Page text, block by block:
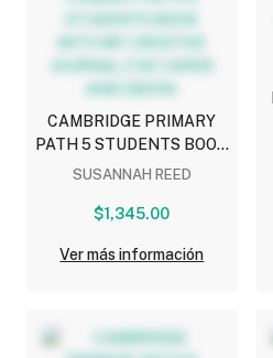
CAMBRIDGE PRIMARY
PATH 5 STUDENTS BOOK
WITH MY CREATIVE
AND EBOOK
SUSANNAH REED
$1,345.00
Ver más información